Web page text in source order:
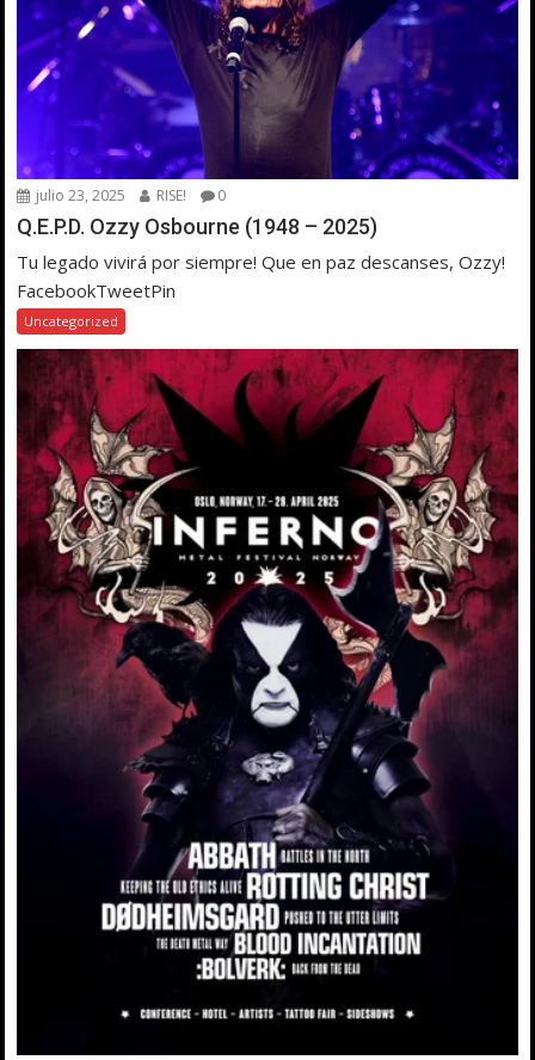
julio 23, 2025 RISE! 0
Q.E.P.D. Ozzy Osbourne (1948 – 2025)
Tu legado vivirá por siempre! Que en paz descanses, Ozzy!
FacebookTweetPin
Uncategorized